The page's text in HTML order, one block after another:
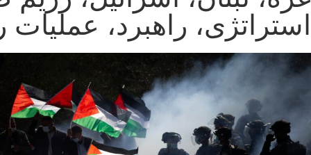
استراتژی، راهبرد، عملیات